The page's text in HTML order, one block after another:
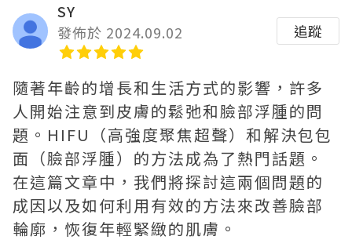
SY
發佈於 2024.09.02
追蹤
隨著年齡的增長和生活方式的影響，許多
人開始注意到皮膚的鬆弛和臉部浮腫的問
題。HIFU（高強度聚焦超聲）和解決包包
面（臉部浮腫）的方法成為了熱門話題。
在這篇文章中，我們將探討這兩個問題的
成因以及如何利用有效的方法來改善臉部
輪廓，恢復年輕緊緻的肌膚。